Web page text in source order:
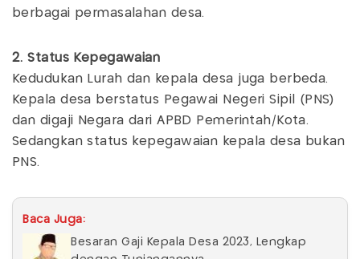
berbagai permasalahan desa.
2. Status Kepegawaian
Kedudukan Lurah dan kepala desa juga berbeda.
Kepala desa berstatus Pegawai Negeri Sipil (PNS)
dan digaji Negara dari APBD Pemerintah/Kota.
Sedangkan status kepegawaian kepala desa bukan
PNS.
Baca Juga:
Besaran Gaji Kepala Desa 2023, Lengkap